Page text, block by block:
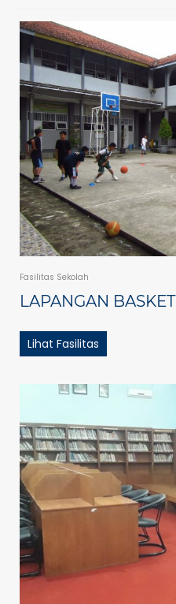
Fasilitas Sekolah
LAPANGAN BASKET
Lihat Fasilitas